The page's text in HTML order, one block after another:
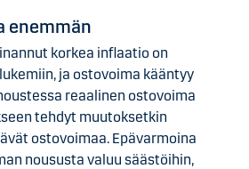
enemmän
korkea inflaatio on
ja ostovoima kääntyy
reaalinen ostovoima
tehdyt muutoksetkin
ostovoimaa. Epävarmoina
noususta valuu säästöihin,